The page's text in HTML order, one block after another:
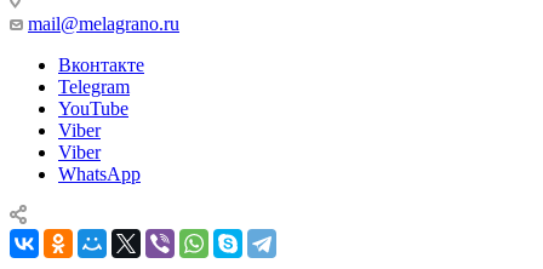
mail@melagrano.ru
Вконтакте
Telegram
YouTube
Viber
Viber
WhatsApp